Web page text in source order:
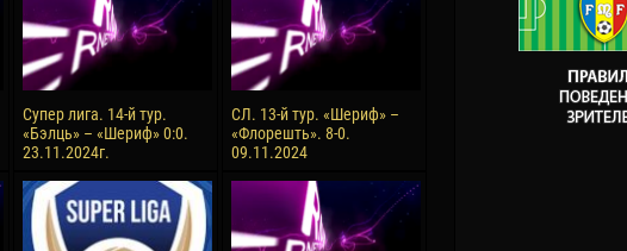
Супер лига. 14-й тур.
«Бэлць» – «Шериф» 0:0.
23.11.2024г.
СЛ. 13-й тур. «Шериф» –
«Флорешть». 8-0.
09.11.2024